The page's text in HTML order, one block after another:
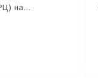
на...